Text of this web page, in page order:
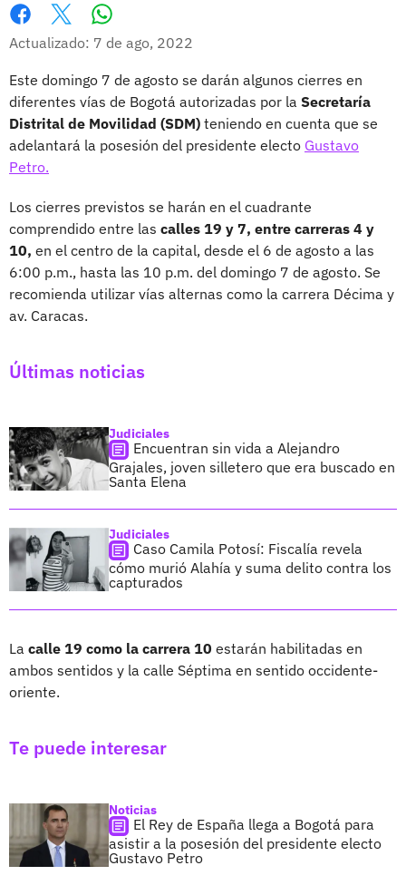
Facebook
X
Actualizado: 7 de ago, 2022
Este domingo 7 de agosto se darán algunos cierres en
diferentes vías de Bogotá autorizadas por la Secretaría
Distrital de Movilidad (SDM) teniendo en cuenta que se
adelantará la posesión del presidente electo Gustavo
Petro.
Los cierres previstos se harán en el cuadrante
comprendido entre las calles 19 y 7, entre carreras 4 y
10, en el centro de la capital, desde el 6 de agosto a las
6:00 p.m., hasta las 10 p.m. del domingo 7 de agosto. Se
recomienda utilizar vías alternas como la carrera Décima y
av. Caracas.
Últimas noticias
Judiciales
Encuentran sin vida a Alejandro
Grajales, joven silletero que era buscado en
Santa Elena
Judiciales
Caso Camila Potosí: Fiscalía revela
cómo murió Alahía y suma delito contra los
capturados
La calle 19 como la carrera 10 estarán habilitadas en
ambos sentidos y la calle Séptima en sentido occidente-
oriente.
Te puede interesar
Noticias
El Rey de España llega a Bogotá para
asistir a la posesión del presidente electo
Gustavo Petro